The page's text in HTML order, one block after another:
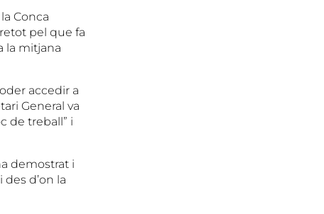
Conca
pel que fa
la mitjana
accedir a
General va
de treball” i
demostrat i
d’on la